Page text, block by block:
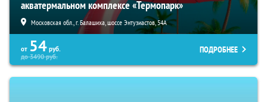
акватермальном комплексе «Термопарк»
Московская обл., г. Балашиха, шоссе Энтузиастов, 54А
от 54 руб.
до3490руб.
ПОДРОБНЕЕ